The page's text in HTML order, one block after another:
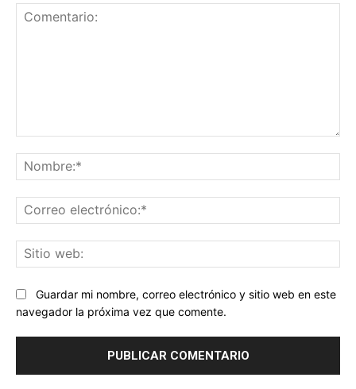
Guardar mi nombre, correo electrónico y sitio web en este
navegador la próxima vez que comente.